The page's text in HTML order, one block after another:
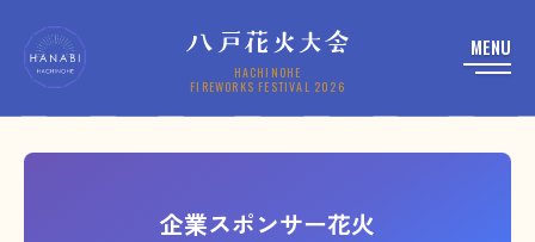
HACHINOHE
FIREWORKS FESTIVAL 2026
企業スポンサー花火
HACHINOHE
FIREWORKS FESTIVAL 2026
MENU